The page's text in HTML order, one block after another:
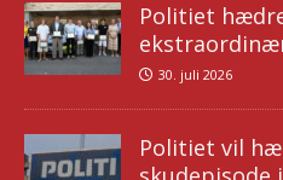
Politiet
30. juli 2026
Politiet vil